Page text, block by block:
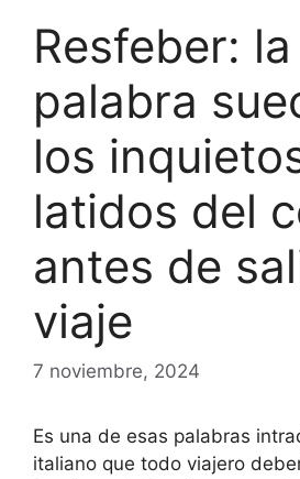
Resfeber: la
palabra
los
latidos del
antes de
viaje
7 noviembre, 2024
Es una de esas palabras
italiano que todo viajero